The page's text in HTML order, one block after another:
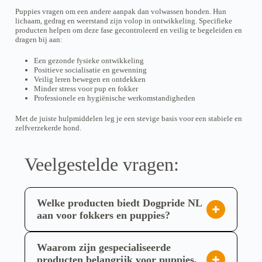
t
ê
t
s
e
l
g
e
d
e
r
o
9
5
r
i
a
n
e
s
.
L
e
o
p
o
n
p
u
v
n
ê
t
Puppies vragen om een andere aanpak dan volwassen honden. Hun
lichaam, gedrag en weerstand zijn volop in ontwikkeling. Specifieke
producten helpen om deze fase gecontroleerd en veilig te begeleiden en
dragen bij aan:
Een gezonde fysieke ontwikkeling
Positieve socialisatie en gewenning
Veilig leren bewegen en ontdekken
Minder stress voor pup en fokker
Professionele en hygiënische werkomstandigheden
Met de juiste hulpmiddelen leg je een stevige basis voor een stabiele en
zelfverzekerde hond.
Veelgestelde vragen:
Welke producten biedt Dogpride NL
aan voor fokkers en puppies?
Dogpride NL biedt een uitgebreid assortiment aan
zorgvuldig geselecteerde producten specifiek voor
fokkers en puppies. Dit omvat onder andere de
Waarom zijn gespecialiseerde
producten belangrijk voor puppies,